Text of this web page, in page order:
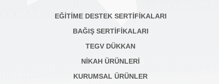
EĞİTİME DESTEK SERTİFİKALARI
BAĞIŞ SERTIFIKALARI
TEGV DÜKKAN
NİKAH ÜRÜNLERİ
KURUMSAL ÜRÜNLER